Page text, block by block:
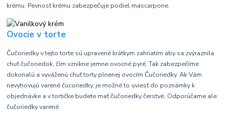
krému. Pevnosť krému zabezpečuje podiel mascarpone.
Ovocie v torte
Čučoriedky v tejto torte sú upravené krátkym zahriatím aby sa zvýraznila
chuť čučoriedok, čím vznikne jemne ovocné pyré. Tak zabezpečíme
dokonalú a vyváženú chuť torty plnenej ovocím Čučoriedky. Ak Vám
nevyhovujú varené čucoriedky, je možné to uviesť do poznámky k
objednávke a v tortičke budete mať čučoriedky čerstvé. Odporúčame ale
čučoriedky varené.